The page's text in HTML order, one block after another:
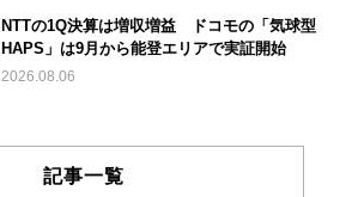
NTTの1Q決算は増収増益 ドコモの「気球型
HAPS」は9月から能登エリアで実証開始
2026.08.06
記事一覧